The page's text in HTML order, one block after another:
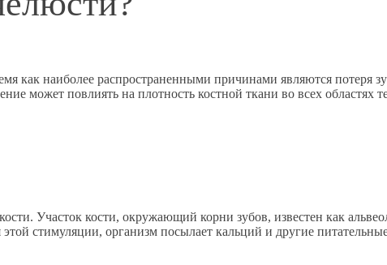
наиболее распространенными причинами являются потеря
может повлиять на плотность костной ткани во всех областях
Участок кости, окружающий корни зубов, известен как
стимуляции, организм посылает кальций и другие